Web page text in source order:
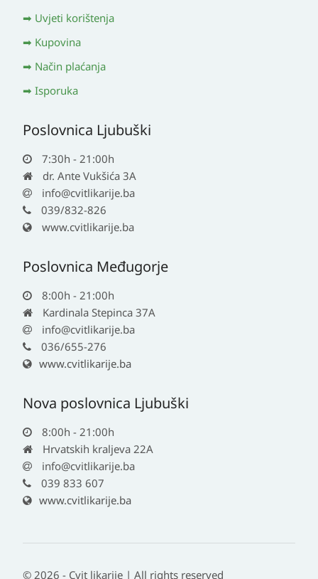
Uvjeti korištenja
Kupovina
Način plaćanja
Isporuka
Poslovnica Ljubuški
7:30h - 21:00h
dr. Ante Vukšića 3A
info@cvitlikarije.ba
039/832-826
www.cvitlikarije.ba
Poslovnica Međugorje
8:00h - 21:00h
Kardinala Stepinca 37A
info@cvitlikarije.ba
036/655-276
www.cvitlikarije.ba
Nova poslovnica Ljubuški
8:00h - 21:00h
Hrvatskih kraljeva 22A
info@cvitlikarije.ba
039 833 607
www.cvitlikarije.ba
© 2026 - Cvit likarije | All rights reserved